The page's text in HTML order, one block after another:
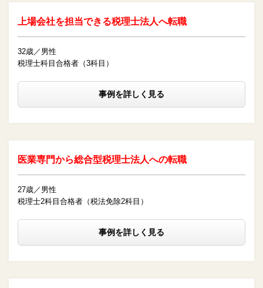
上場会社を担当できる税理士法人へ転職
32歳／男性
税理士科目合格者（3科目）
事例を詳しく見る
医業専門から総合型税理士法人への転職
27歳／男性
税理士2科目合格者（税法免除2科目）
事例を詳しく見る